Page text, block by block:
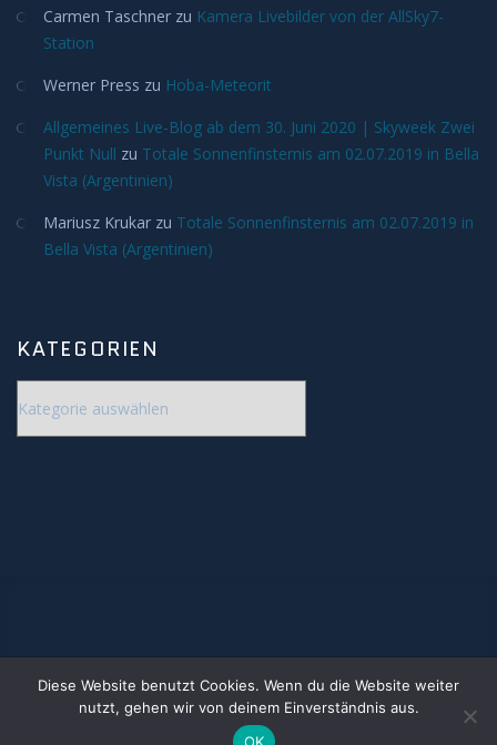
Mars
Merkur
Saturn
Deep Sky
Finsternisse
Carmen Taschner zu Kamera Livebilder von der AllSky7-
Station
Werner Press zu Hoba-Meteorit
Allgemeines Live-Blog ab dem 30. Juni 2020 | Skyweek Zwei
Punkt Null zu Totale Sonnenfinsternis am 02.07.2019 in Bella
Vista (Argentinien)
Mariusz Krukar zu Totale Sonnenfinsternis am 02.07.2019 in
Bella Vista (Argentinien)
KATEGORIEN
www.jonastronomie.de
© 2020. By Carsten Jonas
Diese Website benutzt Cookies. Wenn du die Website weiter
nutzt, gehen wir von deinem Einverständnis aus.
OK